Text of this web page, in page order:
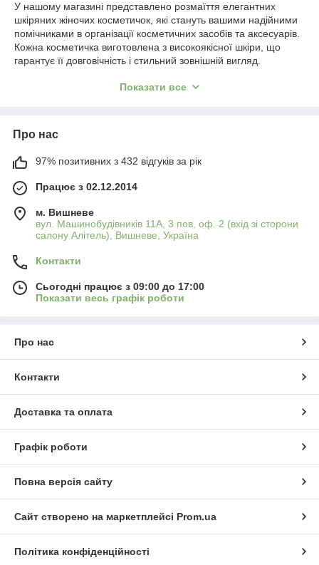
У нашому магазині представлено розмаїття елегантних
шкіряних жіночих косметичок, які стануть вашими надійними
помічниками в організації косметичних засобів та аксесуарів.
Кожна косметичка виготовлена з високоякісної шкіри, що
гарантує її довговічність і стильний зовнішній вигляд.
компактних варіантів для найнеобхіднішого до містких
потреб, тому ви зможете знайти ідеальну для щоденного
Ми пропонуємо косметички в різних цінових категоріях, що
дозволяє підібрати ідеальний аксесуар, незалежно від
вашого бюджету. Незалежно від ціни, кожна косметичка
відрізняється високою якістю та увагою до деталей.
Наші шкіряні косметички поєднують у собі класичний дизайн і
практичні рішення для зберігання косметики та аксесуарів.
Вони стануть вдалим доповненням до вашого образу та
забезпечать організованість у будь-якій ситуації — чи то у
подорожі, чи в повсякденному житті.
Оберіть свою ідеальну шкіряну косметичку та
Показати все
Про нас
97% позитивних з 432 відгуків за рік
Працює з 02.12.2014
м. Вишневе
вул. Машинобудівників 11А, 3 пов, оф. 2 (вхід зі сторони
салону Алітель), Вишневе, Україна
Контакти
Сьогодні працює з 09:00 до 17:00
Показати весь графік роботи
Про нас
Контакти
Доставка та оплата
Графік роботи
Повна версія сайту
Сайт створено на маркетплейсі Prom.ua
Політика конфіденційності